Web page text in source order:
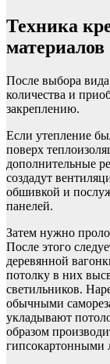
Техника
материалов
После выбора
количества и
закреплению.
Если утепление
поверх
дополнительные
создадут
обшивкой и
панелей.
Затем нужно
После этого
деревянной
потолку в них
светильников.
обычными
укладывают
образом
гипсокартонными